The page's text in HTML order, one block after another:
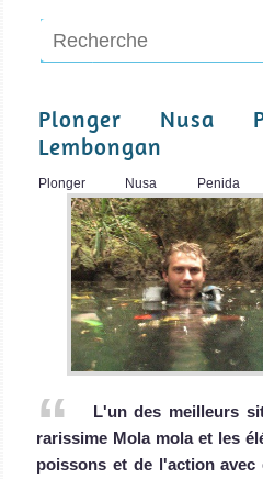
Plonger Nusa
Lembongan
Plonger Nusa
L'un des meilleurs
rarissime Mola mola et les
poissons et de l'action